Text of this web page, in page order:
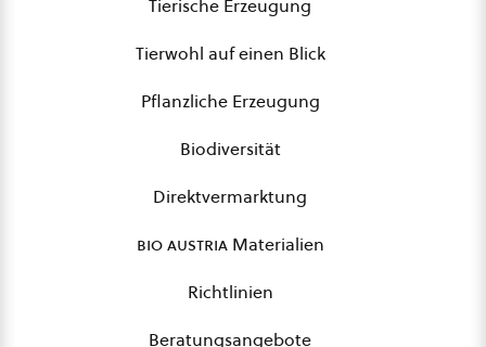
Tierische Erzeugung
Tierwohl auf einen Blick
Pflanzliche Erzeugung
Biodiversität
Direktvermarktung
bio austriaMaterialien
Richtlinien
Beratungsangebote